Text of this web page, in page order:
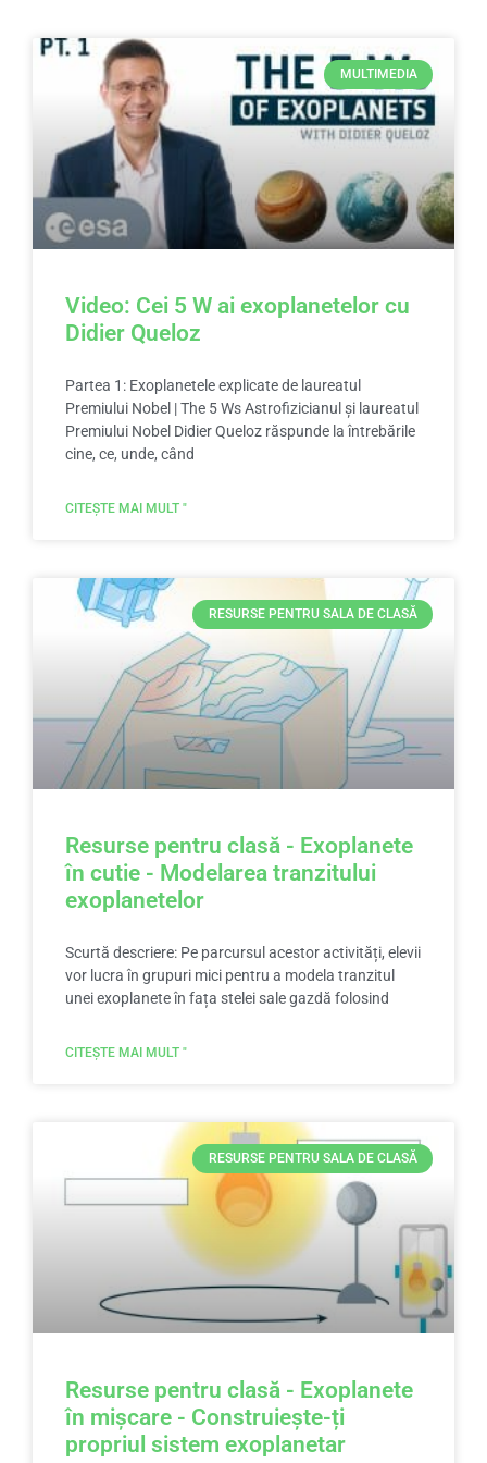
MULTIMEDIA
Video: Cei 5 W ai exoplanetelor cu
Didier Queloz
Partea 1: Exoplanetele explicate de laureatul
Premiului Nobel | The 5 Ws Astrofizicianul și laureatul
Premiului Nobel Didier Queloz răspunde la întrebările
cine, ce, unde, când
CITEȘTE MAI MULT "
RESURSE PENTRU SALA DE CLASĂ
Resurse pentru clasă - Exoplanete
în cutie - Modelarea tranzitului
exoplanetelor
Scurtă descriere: Pe parcursul acestor activități, elevii
vor lucra în grupuri mici pentru a modela tranzitul
unei exoplanete în fața stelei sale gazdă folosind
CITEȘTE MAI MULT "
RESURSE PENTRU SALA DE CLASĂ
Resurse pentru clasă - Exoplanete
în mișcare - Construiește-ți
propriul sistem exoplanetar